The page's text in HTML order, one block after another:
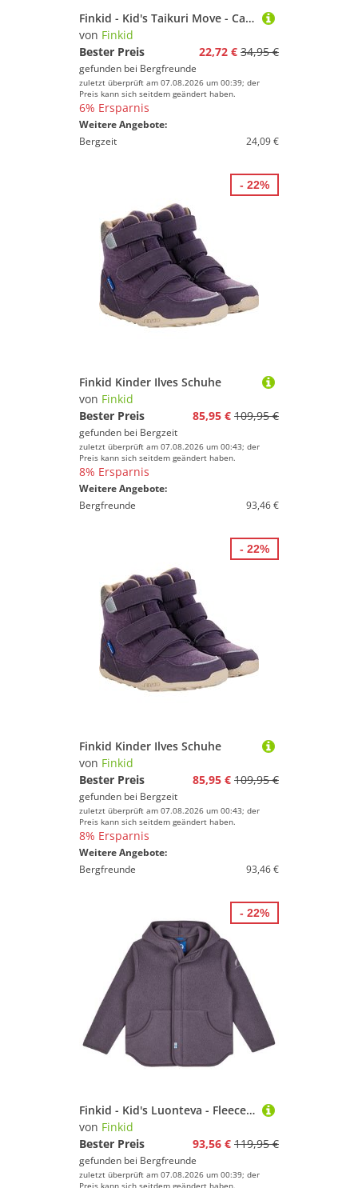
Finkid - Kid's Taikuri Move - Cap Gr L rot
von Finkid
Bester Preis
22,72 € 34,95 €
gefunden bei Bergfreunde
zuletzt überprüft am 07.08.2026 um 00:39; der
Preis kann sich seitdem geändert haben.
6% Ersparnis
Weitere Angebote:
Bergzeit
24,09 €
Finkid Kinder Ilves Schuhe
von Finkid
Bester Preis
85,95 € 109,95 €
gefunden bei Bergzeit
zuletzt überprüft am 07.08.2026 um 00:43; der
Preis kann sich seitdem geändert haben.
8% Ersparnis
Weitere Angebote:
Bergfreunde
93,46 €
- 22%
Finkid Kinder Ilves Schuhe
von Finkid
Bester Preis
85,95 € 109,95 €
gefunden bei Bergzeit
zuletzt überprüft am 07.08.2026 um 00:43; der
Preis kann sich seitdem geändert haben.
8% Ersparnis
Weitere Angebote:
Bergfreunde
93,46 €
- 22%
Finkid - Kid's Luonteva - Fleecejacke Gr 120/130 lila
von Finkid
Bester Preis
93,56 € 119,95 €
gefunden bei Bergfreunde
zuletzt überprüft am 07.08.2026 um 00:39; der
Preis kann sich seitdem geändert haben.
- 22%